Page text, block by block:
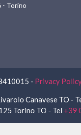
- Torino
- Privacy
Canavese TO -
Torino TO - Tel +39